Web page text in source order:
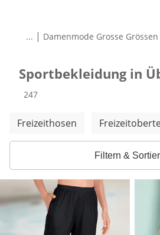
... | Damenmode Grosse Grössen
Sportbekleidung in
Produkte
247
Weitere Kategorien überspringen
Freizeithosen
Filtern &